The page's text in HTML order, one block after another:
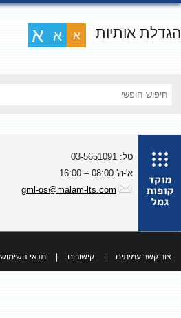
אותיות א א א
טל: 03-5651091
א'-ה' 08:00 – 16:00
gml-os@malam-lts.com
צור קשר עמיתים קישורים תנאי השימוש